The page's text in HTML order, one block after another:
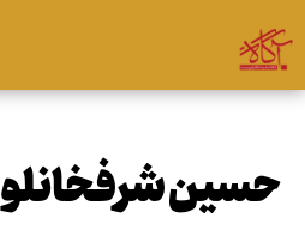
حسین شرفخانلو